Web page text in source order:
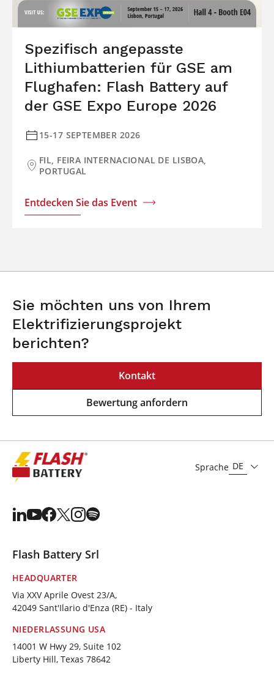
Spezifisch angepasste
Lithiumbatterien für GSE am
Flughafen: Flash Battery auf
der GSE Expo Europe 2026
15-17 SEPTEMBER 2026
FIL, FEIRA INTERNACIONAL DE LISBOA,
PORTUGAL
Entdecken Sie das Event
Sie möchten uns von Ihrem
Elektrifizierungsprojekt
berichten?
Kontakt
Bewertung anfordern
Sprache DE
Flash Battery Srl
HEADQUARTER
Via XXV Aprile Ovest 23/A,
42049 Sant'Ilario d'Enza (RE) - Italy
NIEDERLASSUNG USA
14001 W Hwy 29, Suite 102
Liberty Hill, Texas 78642